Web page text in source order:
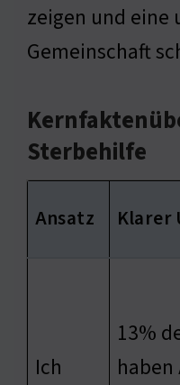
zeigen und
Gemeinschaft
Sterbehilfe
Ansatz Klarer
Ich
13%
haben